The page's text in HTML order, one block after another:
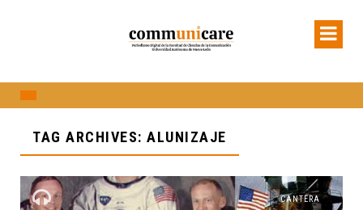
TAG ARCHIVES: ALUNIZAJE
CANTERA